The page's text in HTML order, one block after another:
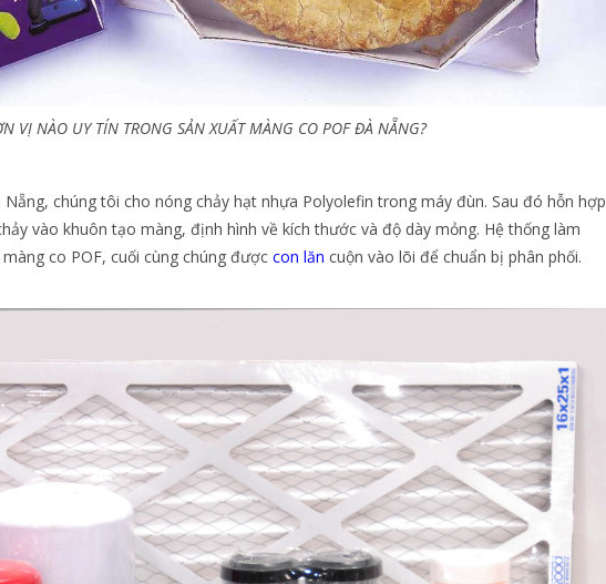
VỊ NÀO UY TÍN TRONG SẢN XUẤT MÀNG CO POF ĐÀ NẴNG?
chúng tôi cho nóng chảy hạt nhựa Polyolefin trong máy đùn. Sau đó hỗn hợp
vào khuôn tạo màng, định hình về kích thước và độ dày mỏng. Hệ thống làm
co POF, cuối cùng chúng được con lăn cuộn vào lõi để chuẩn bị phân phối.